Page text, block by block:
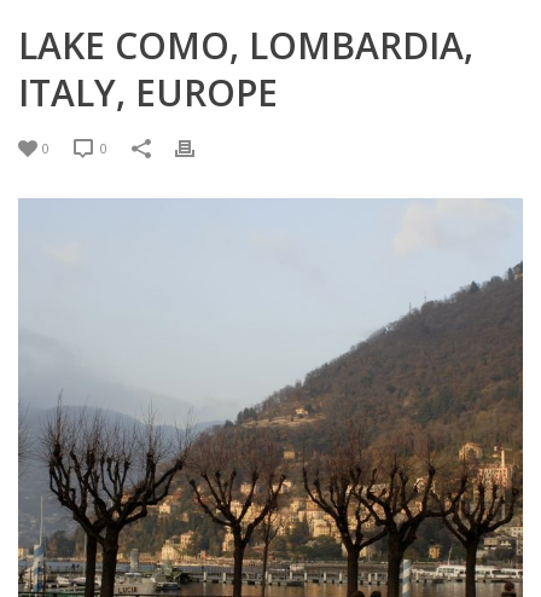
LAKE COMO, LOMBARDIA,
ITALY, EUROPE
0 0